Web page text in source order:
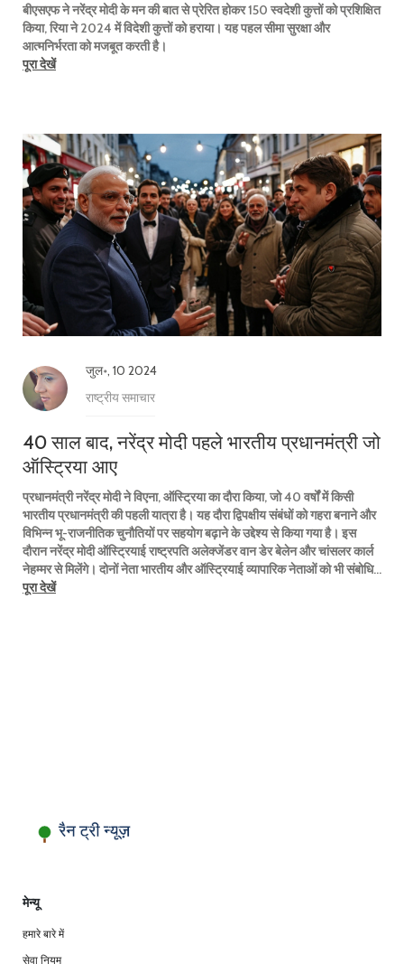
बीएसएफ ने नरेंद्र मोदी के मन की बात से प्रेरित होकर 150 स्वदेशी कुत्तों को प्रशिक्षित
किया, रिया ने 2024 में विदेशी कुत्तों को हराया। यह पहल सीमा सुरक्षा और
आत्मनिर्भरता को मजबूत करती है।
पूरा देखें
जुल॰, 10 2024
राष्ट्रीय समाचार
40 साल बाद, नरेंद्र मोदी पहले भारतीय प्रधानमंत्री जो
ऑस्ट्रिया आए
प्रधानमंत्री नरेंद्र मोदी ने विएना, ऑस्ट्रिया का दौरा किया, जो 40 वर्षों में किसी
भारतीय प्रधानमंत्री की पहली यात्रा है। यह दौरा द्विपक्षीय संबंधों को गहरा बनाने और
विभिन्न भू-राजनीतिक चुनौतियों पर सहयोग बढ़ाने के उद्देश्य से किया गया है। इस
दौरान नरेंद्र मोदी ऑस्ट्रियाई राष्ट्रपति अलेक्जेंडर वान डेर बेलेन और चांसलर कार्ल
नेहम्मर से मिलेंगे। दोनों नेता भारतीय और ऑस्ट्रियाई व्यापारिक नेताओं को भी संबोधित
करेंगे।
पूरा देखें
मेन्यू
हमारे बारे में
सेवा नियम